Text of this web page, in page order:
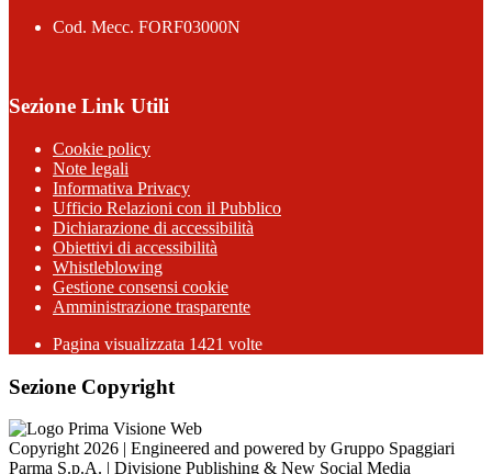
Cod. Mecc. FORF03000N
Sezione Link Utili
Cookie policy
Note legali
Informativa Privacy
Ufficio Relazioni con il Pubblico
Dichiarazione di accessibilità
Obiettivi di accessibilità
Whistleblowing
Gestione consensi cookie
Amministrazione trasparente
Pagina visualizzata 1421 volte
Sezione Copyright
Copyright 2026 | Engineered and powered by Gruppo Spaggiari
Parma S.p.A. | Divisione Publishing & New Social Media